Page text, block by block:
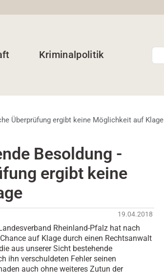
Kriminalpolitik
W
e
d
e
E
r
r
Überprüfung ergibt keine Möglichkeit auf Klage
Besoldung -
ergibt keine
19.04.2018
Rheinland-Pfalz hat nach
auf Klage durch einen Rechtsanwalt
aus unserer Sicht bestehende
ihn verschuldeten Fehler seinen
auch ohne weiteres Zutun der